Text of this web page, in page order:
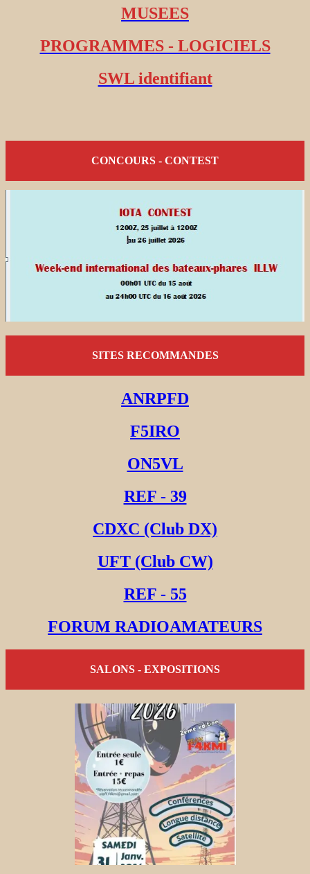
MUSEES
PROGRAMMES - LOGICIELS
SWL identifiant
CONCOURS - CONTEST
SITES RECOMMANDES
ANRPFD
F5IRO
ON5VL
REF - 39
CDXC (Club DX)
UFT (Club CW)
REF - 55
FORUM RADIOAMATEURS
SALONS - EXPOSITIONS